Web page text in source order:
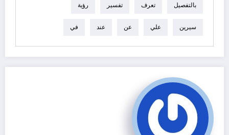
بالتفصيل تعرف تفسير رؤية
سيرين علي عن عند في